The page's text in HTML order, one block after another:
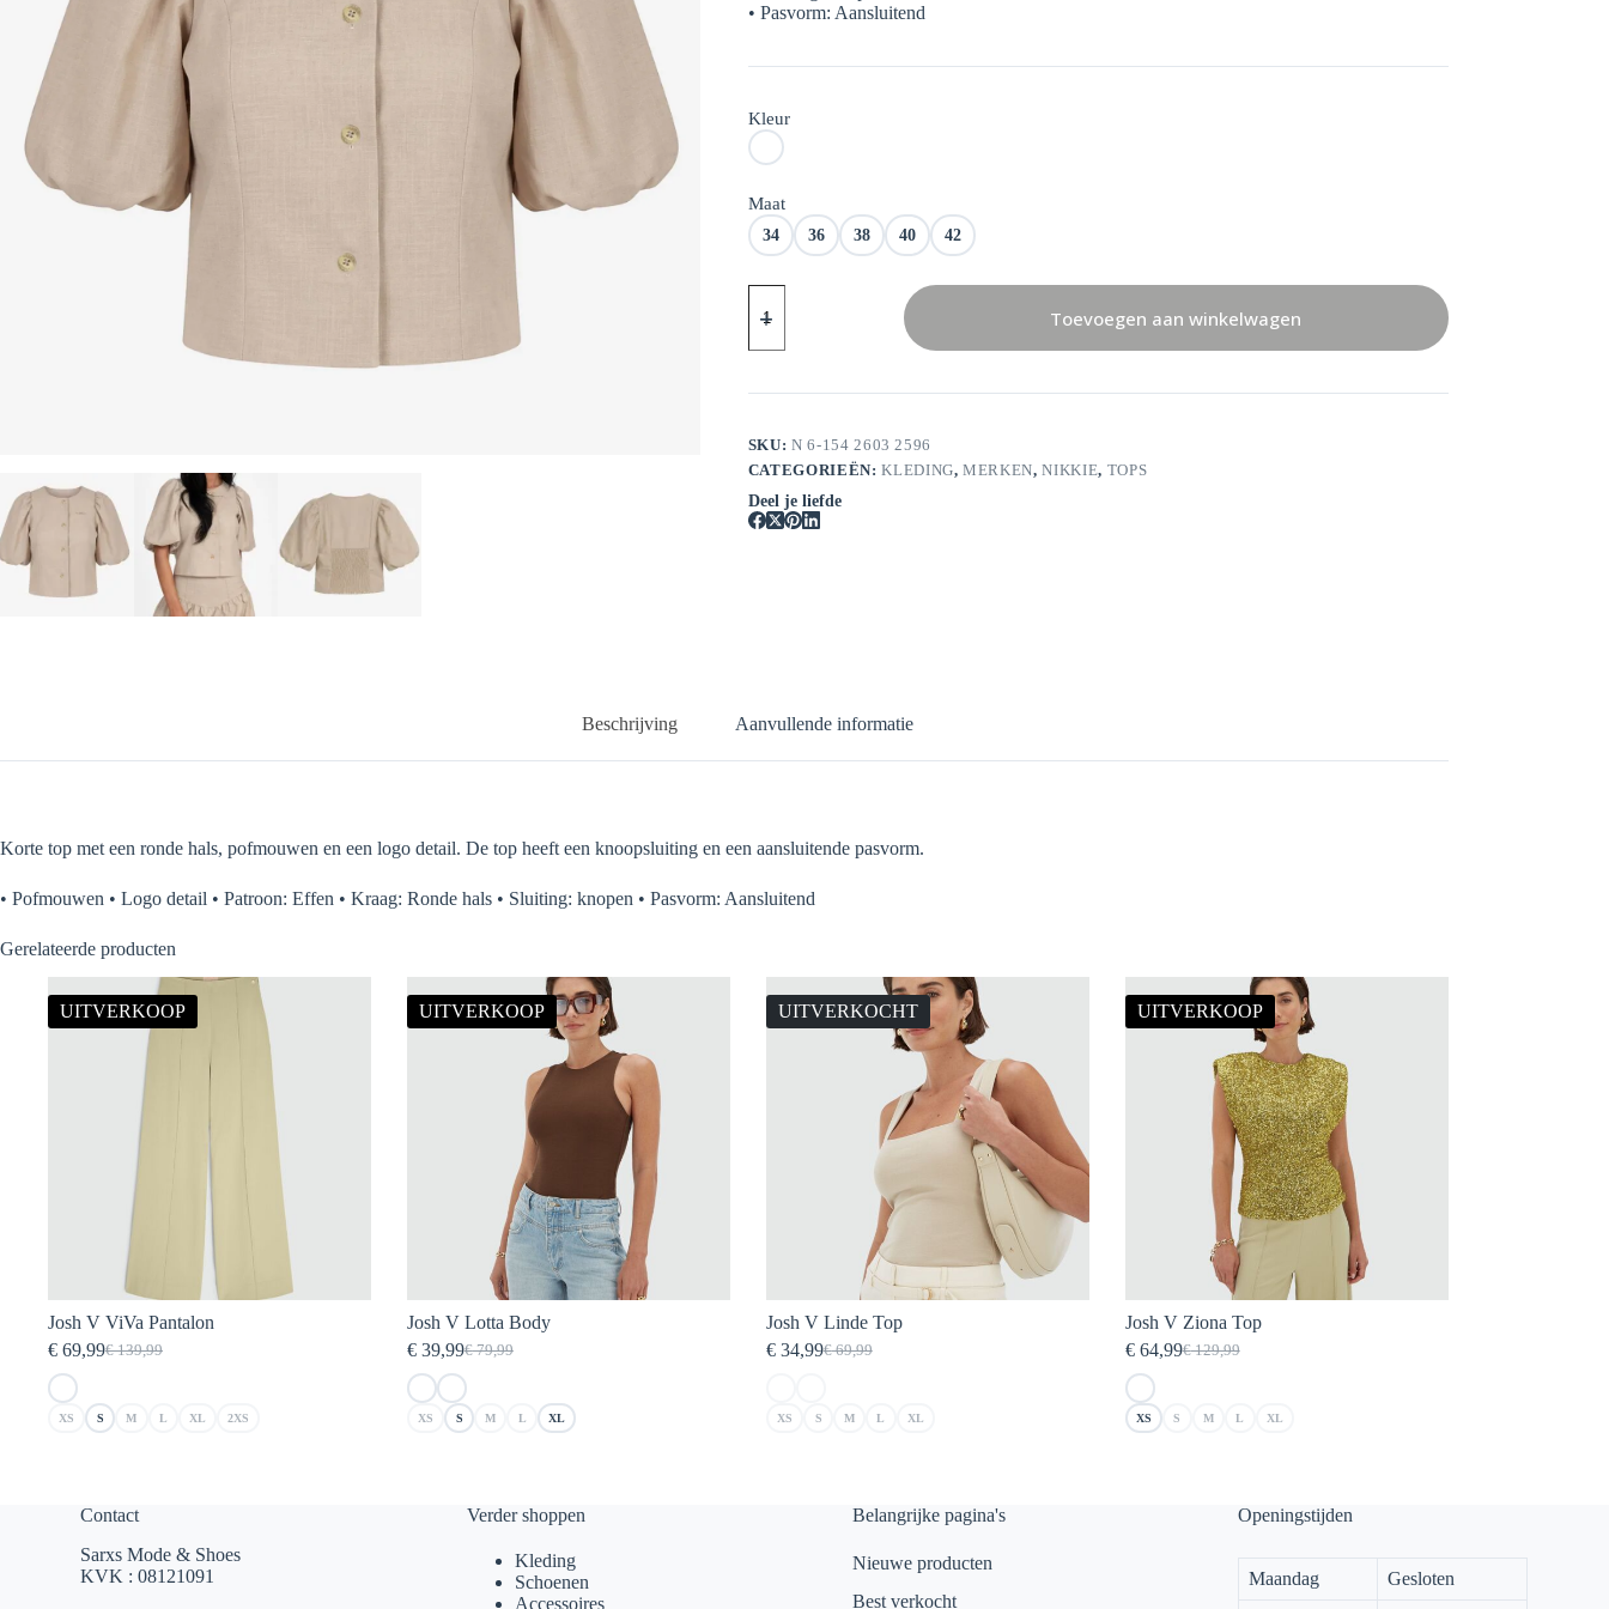
• Pasvorm: Aansluitend
Kleur
Maat
34 36 38 40 42
Quito
aantal
Toevoegen aan winkelwagen
SKU:N 6-154 2603 2596
CATEGORIEËN:KLEDING,MERKEN,NIKKIE, TOPS
Deel je liefde
Beschrijving Aanvullende informatie
Korte top met een ronde hals, pofmouwen en een logo detail. De top heeft een knoopsluiting en een aansluitende pasvorm.
• Pofmouwen • Logo detail • Patroon: Effen • Kraag: Ronde hals • Sluiting: knopen • Pasvorm: Aansluitend
Gerelateerde producten
UITVERKOOP
Josh V ViVa Pantalon
€139,99
Oorspronkelijke
was:
€ 139,99.
€ 69,99Huidige
is:
€ 69,99.
XS S M L XL 2XS
UITVERKOOP
Josh V Lotta Body
€79,99
Oorspronkelijke
prijs
was:
€ 79,99.
€39,99Huidige
prijs
is:
€ 39,99.
XS S M L XL
UITVERKOCHT
Josh V Linde Top
€69,99
Oorspronkelijke
€ 69,99.
€34,99Huidige
€ 34,99.
XS S M L XL
UITVERKOOP
Josh V Ziona Top
€129,99
Oorspronkelijke
€ 129,99.
€64,99Huidige
€ 64,99.
XS S M L XL
Contact
Sarxs Mode & Shoes
KVK : 08121091
Verder shoppen
Kleding
Schoenen
Accessoires
Belangrijke pagina's
Nieuwe producten
Best verkocht
Openingstijden
Maandag Gesloten